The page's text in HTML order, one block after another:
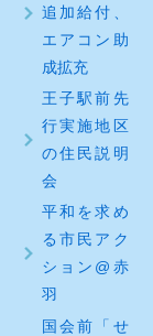
追加給付、
エアコン助
成拡充
王子駅前先
行実施地区
の住民説明
会
平和を求め
る市民アク
ション@赤
羽
国会前「せ